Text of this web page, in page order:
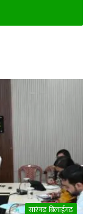
सारंगढ़ बिलाईगढ़